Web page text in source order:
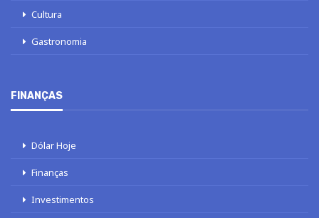
Cultura
Gastronomia
FINANÇAS
Dólar Hoje
Finanças
Investimentos